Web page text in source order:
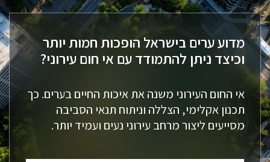
מדוע ערים בישראל הופכות חמות יותר
וכיצד ניתן להתמודד עם אי חום עירוני?
אי החום העירוני משנה את איכות החיים בערים. כך
תכנון אקלימי, הצללה וניתוח תנאי הסביבה
מסייעים ליצור מרחב עירוני נעים ועמיד יותר.